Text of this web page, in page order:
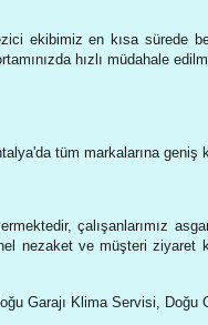
ekibimiz en kısa sürede
hızlı müdahale
tüm markalarına
çalışanlarımız
nezaket ve müşteri ziyaret
Garajı Klima Servisi, Doğu